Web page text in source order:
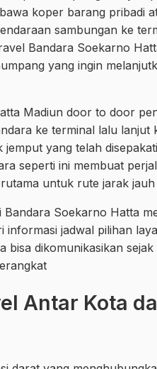
koper barang pribadi
sambungan ke
Bandara Soekarno
yang ingin
Madiun door to door
ke terminal lalu lanjut
yang telah
seperti ini membuat
untuk rute jarak jauh
Soekarno Hatta
jadwal pilihan
bisa dikomunikasikan
Antar Kota